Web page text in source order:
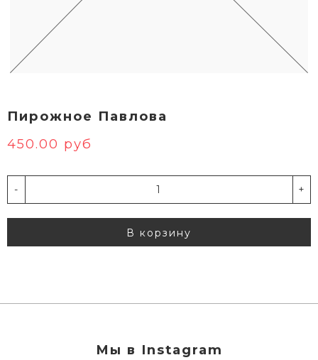
Пирожное Павлова
450.00 руб
- +
В корзину
Мы в Instagram